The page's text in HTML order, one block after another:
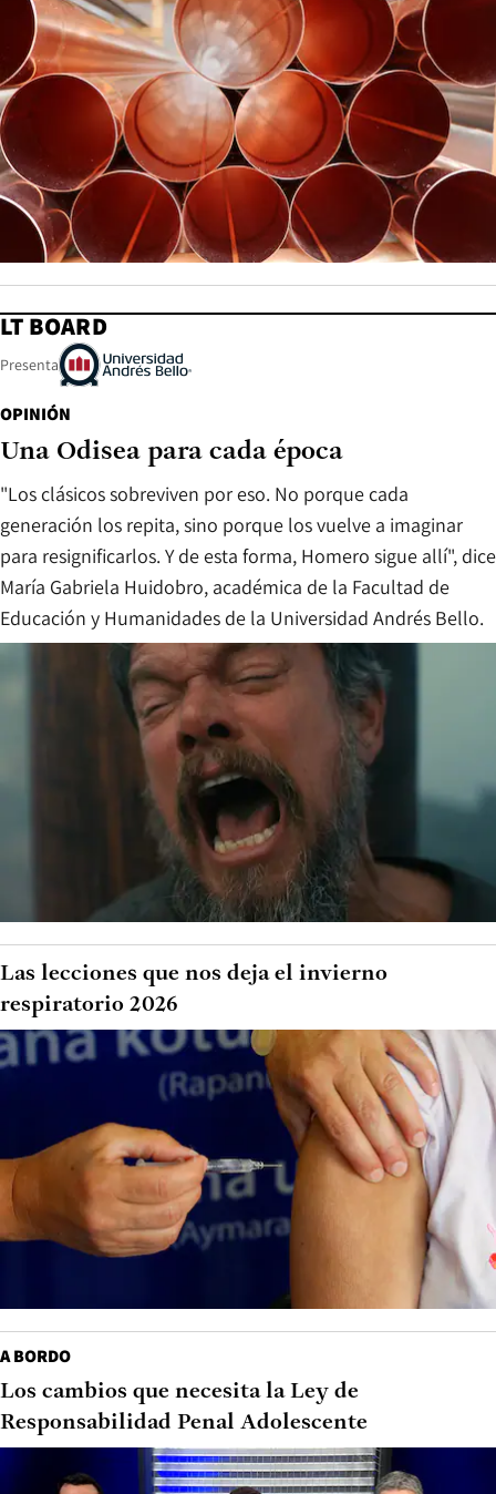
LT BOARD
Presenta
"Los clásicos sobreviven por eso. No porque cada
generación los repita, sino porque los vuelve a imaginar
para resignificarlos. Y de esta forma, Homero sigue allí", dice
María Gabriela Huidobro, académica de la Facultad de
Educación y Humanidades de la Universidad Andrés Bello.
OPINIÓN
Una Odisea para cada época
Las lecciones que nos deja el invierno
respiratorio 2026
A BORDO
Los cambios que necesita la Ley de
Responsabilidad Penal Adolescente